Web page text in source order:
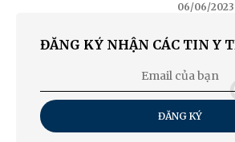
06/06/2023
ĐĂNG KÝ NHẬN CÁC TIN Y
ĐĂNG KÝ